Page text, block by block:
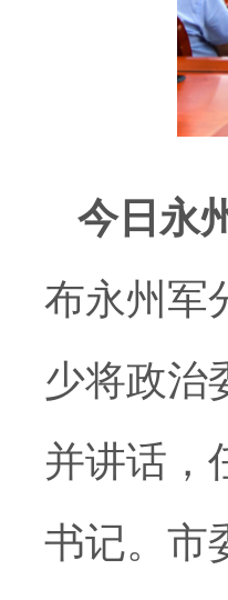
今日永
布永州军
少将政治
并讲话，
书记。市